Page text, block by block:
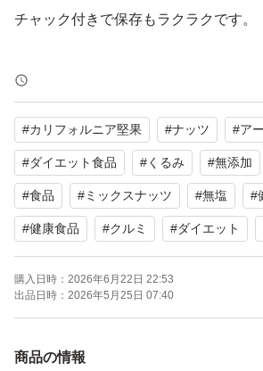
チャック付きで保存もラクラクです。
ミックスナッツは、1種類だけでは摂
な栄養素をバランスよく摂取でき、健
にも最適です。
・くるみ：オメガ3脂肪酸
・アーモンド：ビタミンE・食物繊維
・ピーナッツ：たんぱく質
など
【商品の特徴】
#カリフォルニア堅果 #ナッツ #ア
#ダイエット食品 #くるみ #無添加
#食品 #ミックスナッツ #無塩 #
#健康食品 #クルミ #ダイエット
購入日時： 2026年6月22日 22:53
出品日時： 2026年5月25日 07:40
商品の情報